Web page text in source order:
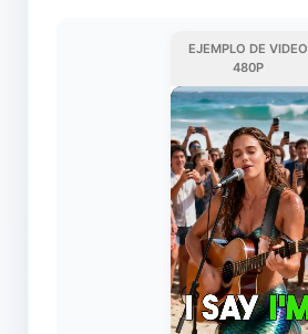
EJEMPLO DE VIDEO
480P